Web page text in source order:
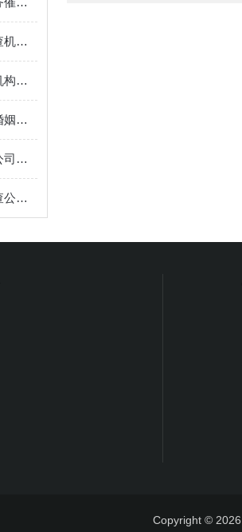
[厦门婚姻调查取证]正规调查机构查婚外情费用
[厦门出轨取证]请婚姻取证机构调查出轨可行吗？
[厦门婚外情调查取证]挽救婚姻的机构有用吗？怎么选择？
[厦门婚外情取证]厦门找人公司分享怎么寻人最快的技巧
[厦门调查取证]厦门私人调查公司收费方式
Copyright © 2026